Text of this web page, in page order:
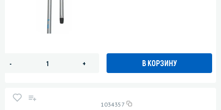
- + В КОРЗИНУ
1034357